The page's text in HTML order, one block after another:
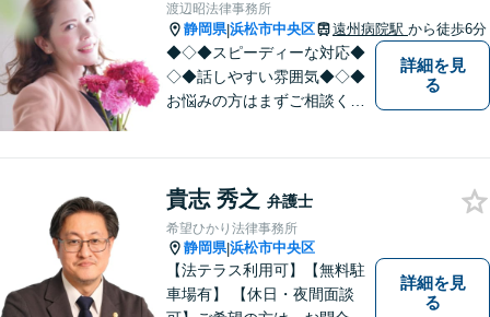
渡辺昭法律事務所
静岡県|浜松市中央区 遠州病院駅 から徒歩6分
◆◇◆スピーディーな対応◆
◇◆話しやすい雰囲気◆◇◆
お悩みの方はまずご相談くだ
詳細を見
る
貴志 秀之 弁護士
希望ひかり法律事務所
静岡県|浜松市中央区
【法テラス利用可】【無料駐
車場有】 【休日・夜間面談
詳細を見
る